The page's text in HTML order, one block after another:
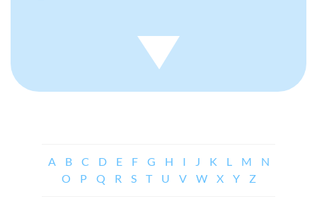
A B C D E F G H I J K L M
N
O
P Q R S T U V W X Y Z